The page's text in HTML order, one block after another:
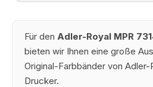
Für den Adler-Royal MPR
bieten wir Ihnen eine große
Original-Farbbänder von Adler-
Drucker.